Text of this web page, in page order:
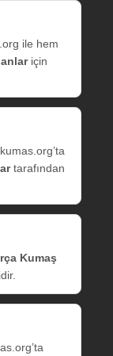
ile hem
için
tarafından
Kumaş